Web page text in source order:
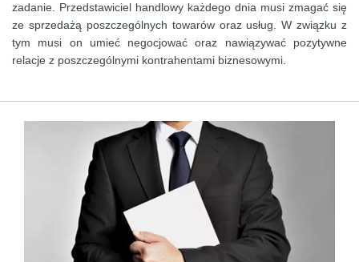
zadanie. Przedstawiciel handlowy każdego dnia musi zmagać się
ze sprzedażą poszczególnych towarów oraz usług. W związku z
tym musi on umieć negocjować oraz nawiązywać pozytywne
relacje z poszczególnymi kontrahentami biznesowymi.